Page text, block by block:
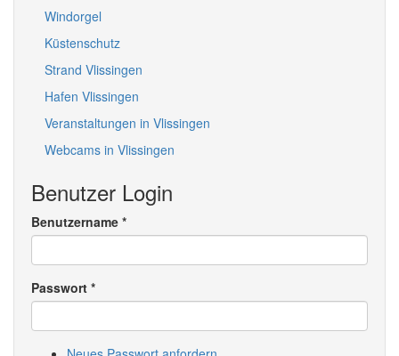
Windorgel
Küstenschutz
Strand Vlissingen
Hafen Vlissingen
Veranstaltungen in Vlissingen
Webcams in Vlissingen
Benutzer Login
Benutzername *
Passwort *